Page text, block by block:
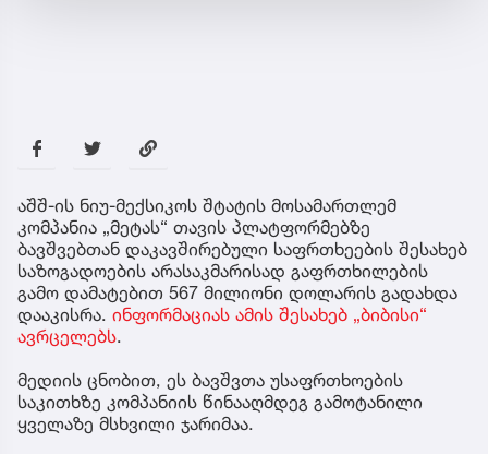
აშშ-ის ნიუ-მექსიკოს შტატის მოსამართლემ
კომპანია „მეტას“ თავის პლატფორმებზე
ბავშვებთან დაკავშირებული საფრთხეების შესახებ
საზოგადოების არასაკმარისად გაფრთხილების
გამო დამატებით 567 მილიონი დოლარის გადახდა
დააკისრა. ინფორმაციას ამის შესახებ „ბიბისი“
ავრცელებს.
მედიის ცნობით, ეს ბავშვთა უსაფრთხოების
საკითხზე კომპანიის წინააღმდეგ გამოტანილი
ყველაზე მსხვილი ჯარიმაა.